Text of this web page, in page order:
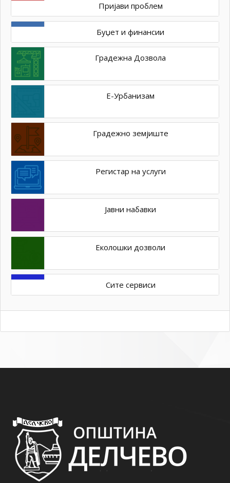
Пријави проблем
Буџет и финансии
Градежна Дозвола
Е-Урбанизам
Градежно земјиште
Регистар на услуги
Јавни набавки
Еколошки дозволи
Сите сервиси